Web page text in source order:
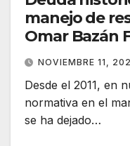
manejo de
Omar Bazán
NOVIEMBRE 11,
Desde el 2011, en
normativa en el
se ha dejado…